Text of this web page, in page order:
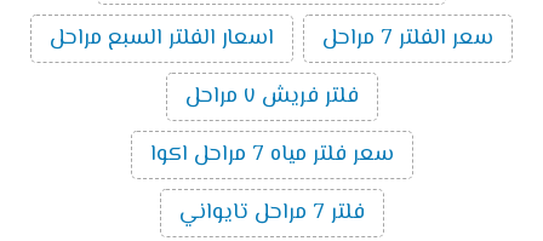
سعر الفلتر 7 مراحل
اسعار الفلتر السبع مراحل
فلتر فريش ٧ مراحل
سعر فلتر مياه 7 مراحل اكوا
فلتر 7 مراحل تايواني